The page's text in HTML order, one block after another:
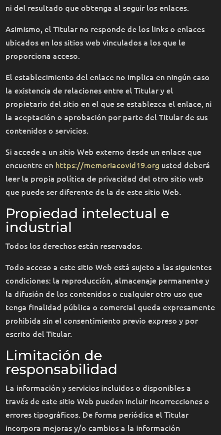
ni del resultado que obtenga al seguir los enlaces.
Asimismo, el Titular no responde de los links o enlaces
ubicados en los sitios web vinculados a los que le
proporciona acceso.
El establecimiento del enlace no implica en ningún caso
la existencia de relaciones entre el Titular y el
propietario del sitio en el que se establezca el enlace, ni
la aceptación o aprobación por parte del Titular de sus
contenidos o servicios.
Si accede a un sitio Web externo desde un enlace que
encuentre en https://memoriacovid19.org usted deberá
leer la propia política de privacidad del otro sitio web
que puede ser diferente de la de este sitio Web.
Propiedad intelectual e
industrial
Todos los derechos están reservados.
Todo acceso a este sitio Web está sujeto a las siguientes
condiciones: la reproducción, almacenaje permanente y
la difusión de los contenidos o cualquier otro uso que
tenga finalidad pública o comercial queda expresamente
prohibida sin el consentimiento previo expreso y por
escrito del Titular.
Limitación de
responsabilidad
La información y servicios incluidos o disponibles a
través de este sitio Web pueden incluir incorrecciones o
errores tipográficos. De forma periódica el Titular
incorpora mejoras y/o cambios a la información